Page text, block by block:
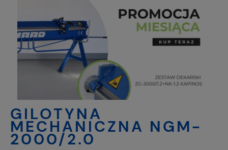
GILOTYNA
MECHANICZNA NGM-
2000/2.0